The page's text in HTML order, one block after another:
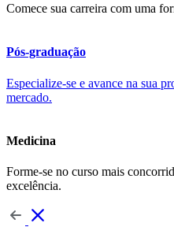
Comece sua carreira com uma
Pós-graduação
Especialize-se e avance na sua
mercado.
Medicina
Forme-se no curso mais
excelência.